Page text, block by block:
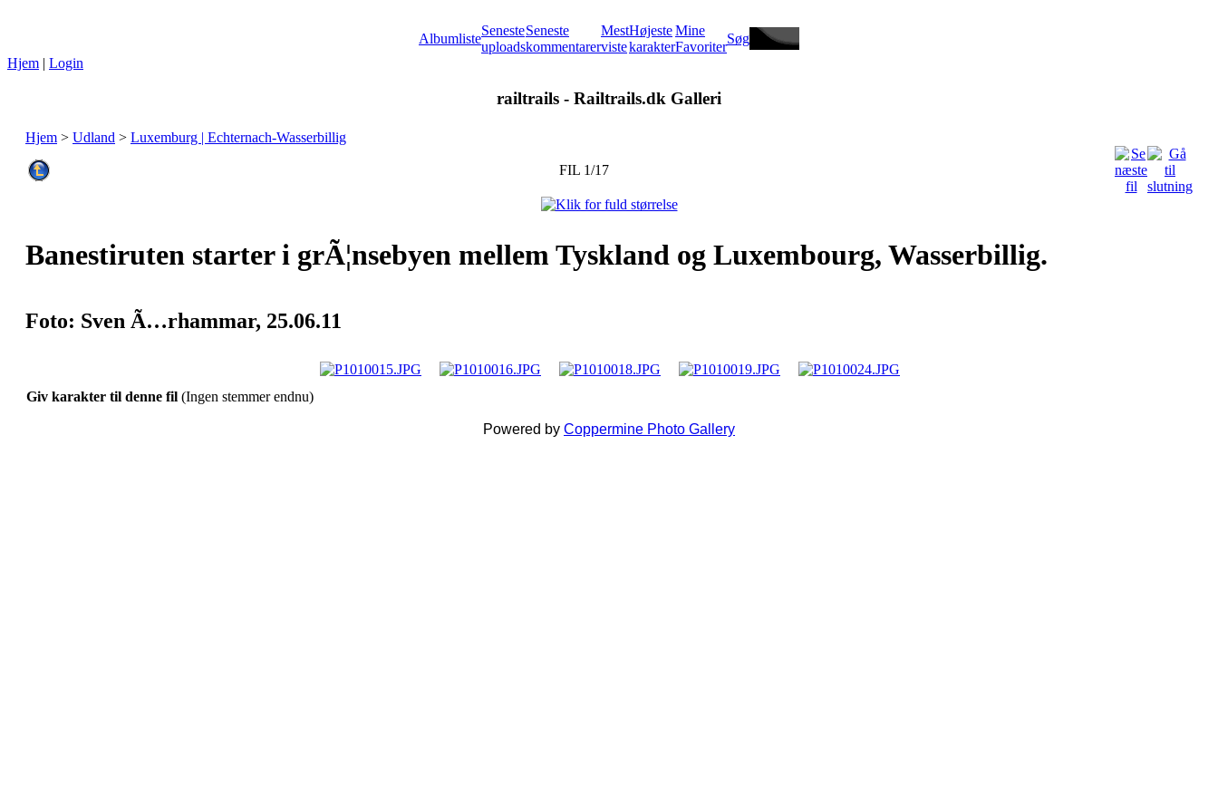
Albumliste
Seneste
uploads
Seneste
kommentarer
Mest
viste
Højeste
karakter
Mine
Favoriter
Søg
Hjem | Login
railtrails - Railtrails.dk Galleri
Hjem > Udland > Luxemburg | Echternach-Wasserbillig
FIL 1/17
Banestiruten starter i grÃ¦nsebyen mellem Tyskland og Luxembourg, Wasserbillig.
Foto: Sven Ã…rhammar, 25.06.11
Giv karakter til denne fil (Ingen stemmer endnu)
Powered by Coppermine Photo Gallery